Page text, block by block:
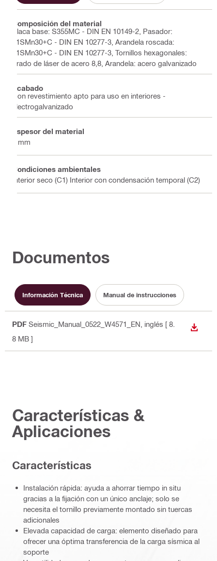
Composición del material
Placa base: S355MC - DIN EN 10149-2, Pasador:
11SMn30+C - DIN EN 10277-3, Arandela roscada:
11SMn30+C - DIN EN 10277-3, Tornillos hexagonales:
grado de láser de acero 8,8, Arandela: acero galvanizado
Acabado
Con revestimiento apto para uso en interiores -
electrogalvanizado
Espesor del material
6 mm
Condiciones ambientales
Interior seco (C1) Interior con condensación temporal (C2)
Documentos
Información Técnica Manual de instrucciones
PDF Seismic_Manual_0522_W4571_EN , inglés [ 8.
8 MB ]
Características &
Aplicaciones
Características
Instalación rápida: ayuda a ahorrar tiempo in situ
gracias a la fijación con un único anclaje; solo se
necesita el tornillo previamente montado sin tuercas
adicionales
Elevada capacidad de carga: elemento diseñado para
ofrecer una óptima transferencia de la carga sísmica al
soporte